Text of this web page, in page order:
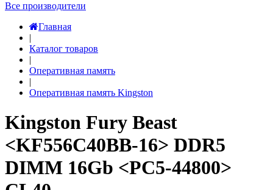
Все производители
Главная
|
Каталог товаров
|
Оперативная память
|
Оперативная память Kingston
Kingston Fury Beast
<KF556C40BB-16> DDR5
DIMM 16Gb <PC5-44800>